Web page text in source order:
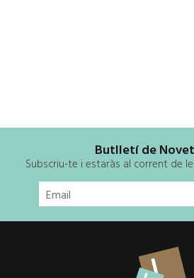
Butlletí de
Subscriu-te i estaràs al corrent de